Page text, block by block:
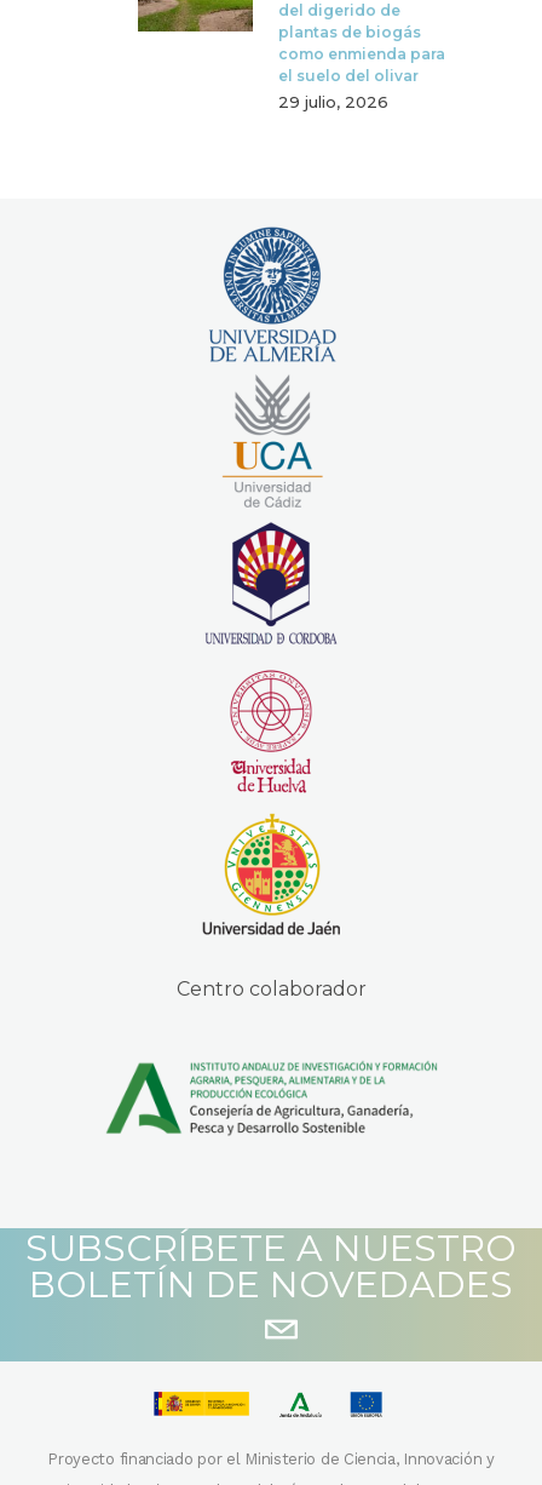
del digerido de
plantas de biogás
como enmienda para
el suelo del olivar
29 julio, 2026
Centro colaborador
SUBSCRÍBETE A NUESTRO
BOLETÍN DE NOVEDADES
Proyecto financiado por el Ministerio de Ciencia, Innovación y